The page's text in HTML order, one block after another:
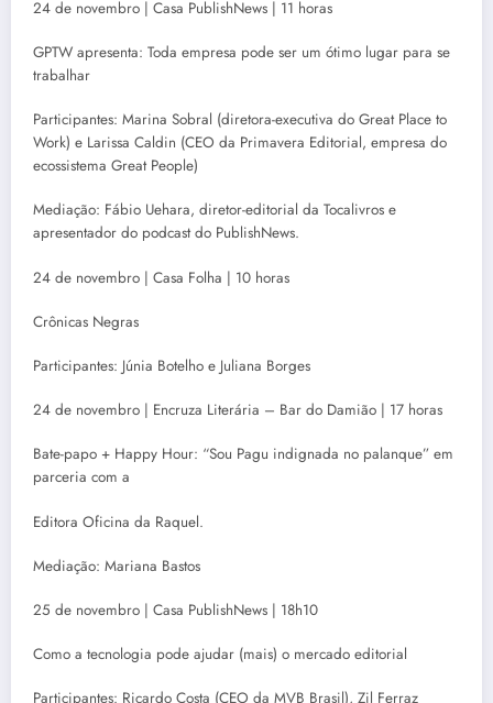
24 de novembro | Casa PublishNews | 11 horas
GPTW apresenta: Toda empresa pode ser um ótimo lugar para se
trabalhar
Participantes: Marina Sobral (diretora-executiva do Great Place to
Work) e Larissa Caldin (CEO da Primavera Editorial, empresa do
ecossistema Great People)
Mediação: Fábio Uehara, diretor-editorial da Tocalivros e
apresentador do podcast do PublishNews.
24 de novembro | Casa Folha | 10 horas
Crônicas Negras
Participantes: Júnia Botelho e Juliana Borges
24 de novembro | Encruza Literária – Bar do Damião | 17 horas
Bate-papo + Happy Hour: “Sou Pagu indignada no palanque” em
parceria com a
Editora Oficina da Raquel.
Mediação: Mariana Bastos
25 de novembro | Casa PublishNews | 18h10
Como a tecnologia pode ajudar (mais) o mercado editorial
Participantes: Ricardo Costa (CEO da MVB Brasil), Zil Ferraz